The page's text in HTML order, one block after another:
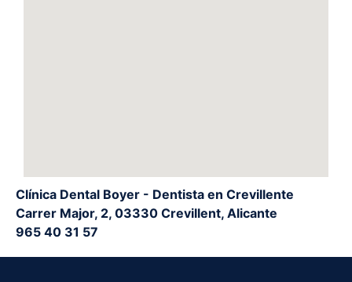
Clínica Dental Boyer - Dentista en Crevillente
Carrer Major, 2, 03330 Crevillent, Alicante
965 40 31 57